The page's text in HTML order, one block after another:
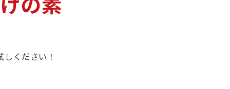
ください！